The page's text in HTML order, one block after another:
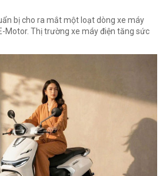
bị cho ra mắt một loạt dòng xe máy
Motor. Thị trường xe máy điện tăng sức